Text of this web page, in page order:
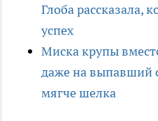
Глоба рассказала,
успех
Миска крупы
даже на выпавший
мягче шелка